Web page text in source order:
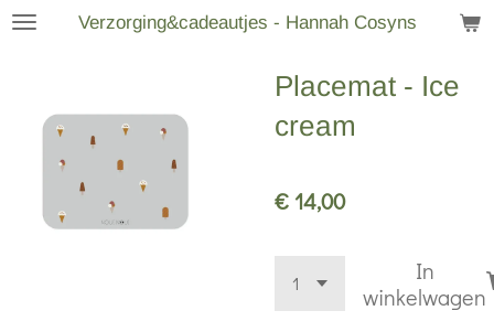
Ga
hoofdinhoud
Verzorging&cadeautjes - Hannah Cosyns
Placemat - Ice
cream
€ 14,00
In
winkelwagen